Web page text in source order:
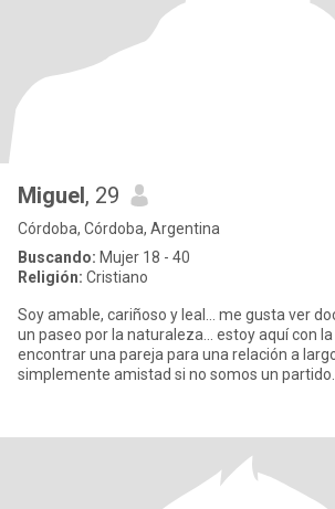
Miguel, 29
Córdoba, Córdoba, Argentina
Buscando: Mujer 18 - 40
Religión: Cristiano
Soy amable, cariñoso y leal... me gusta ver
un paseo por la naturaleza... estoy aquí con
encontrar una pareja para una relación a
simplemente amistad si no somos un